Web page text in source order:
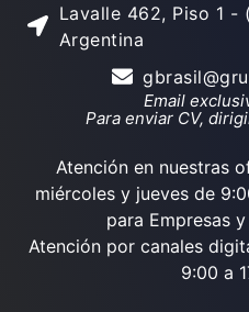
Lavalle 462, Piso 1 -
Argentina
Email
Para enviar CV,
Atención en nuestras
miércoles y jueves de
para Empresas
Atención por canales
9:00 a